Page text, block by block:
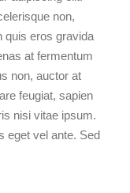
non,
quis eros gravida
at fermentum
non, auctor at
feugiat, sapien
nisi vitae ipsum.
eget vel ante. Sed